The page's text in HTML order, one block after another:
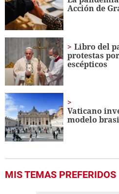
56
seconds
Acción de
Libro del
protestas
escépticos
Vaticano
modelo
MIS TEMAS PREFERIDOS